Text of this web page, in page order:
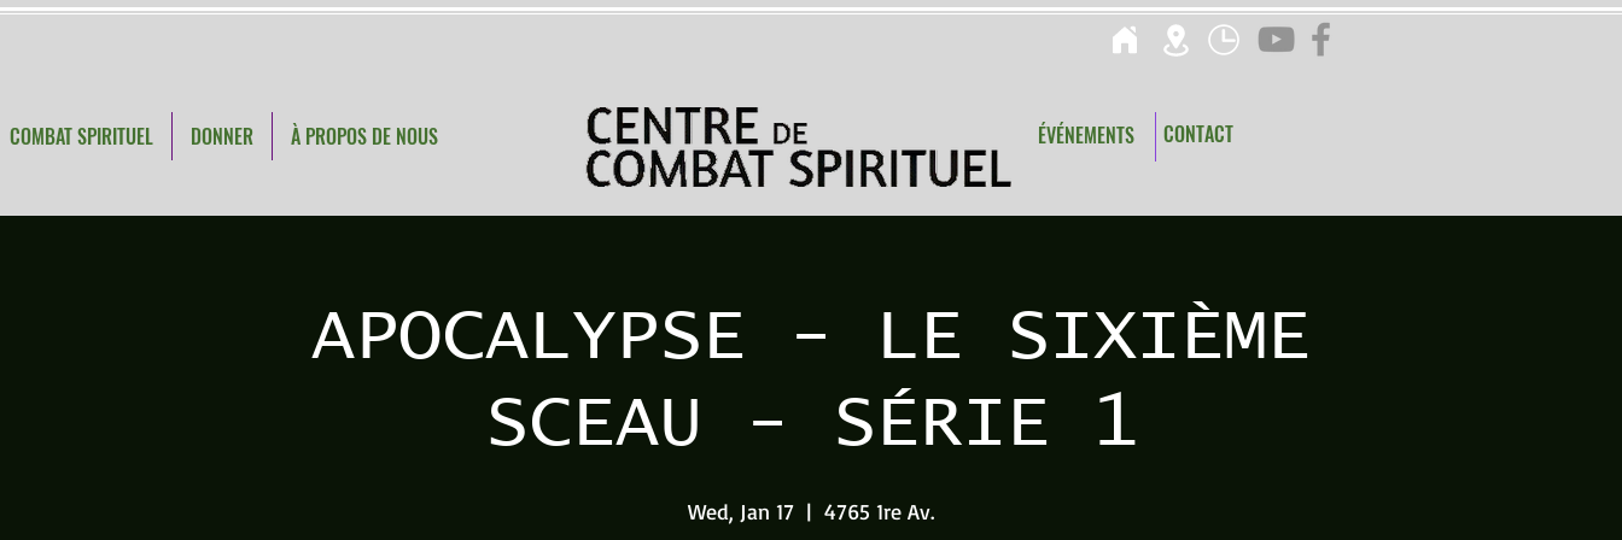
COMBAT SPIRITUEL DONNER À PROPOS DE NOUS ÉVÉNEMENTS CONTACT
APOCALYPSE - LE SIXIÈME
SCEAU - SÉRIE 1
Wed, Jan 17
  |
4765 1re Av.